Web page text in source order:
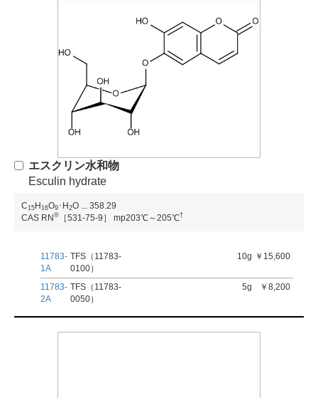
エスクリン水和物
Esculin hydrate
C15H16O9 ･H2O
358.29
CAS RN® ［531-75-9］ mp203℃～205℃†
11783-
1A
TFS（11783-
0100）
10g ￥15,600
11783-
2A
TFS（11783-
0050）
5g ￥8,200